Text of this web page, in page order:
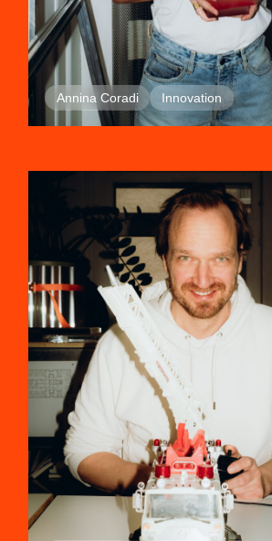
Annina Coradi Innovation